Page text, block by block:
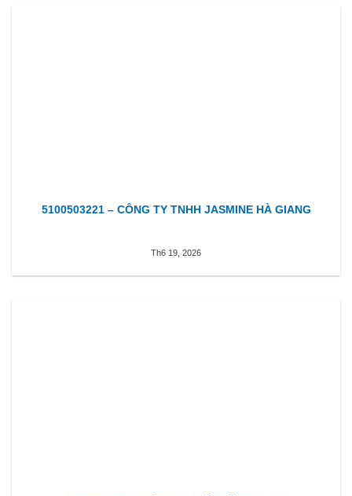
5100503221 – CÔNG TY TNHH JASMINE HÀ GIANG
Th6 19, 2026